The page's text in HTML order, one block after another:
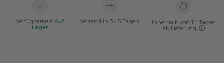
Verfügbarkeit: Auf
Lager
Versand in 3 - 5 Tagen
Innerhalb von 14 Tagen
ab Lieferung